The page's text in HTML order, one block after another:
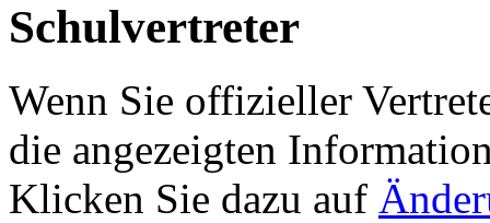
Schulvertreter
Wenn Sie offizieller
die angezeigten
Klicken Sie dazu auf